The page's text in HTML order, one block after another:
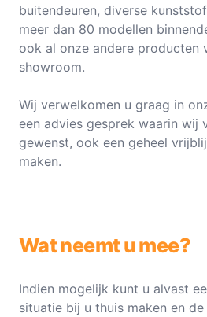
buitendeuren, diverse
meer dan 80 modellen
ook al onze andere producten
showroom.
Wij verwelkomen u graag in
een advies gesprek waarin wij
gewenst, ook een geheel
maken.
Wat neemt u mee?
Indien mogelijk kunt u alvast
situatie bij u thuis maken en